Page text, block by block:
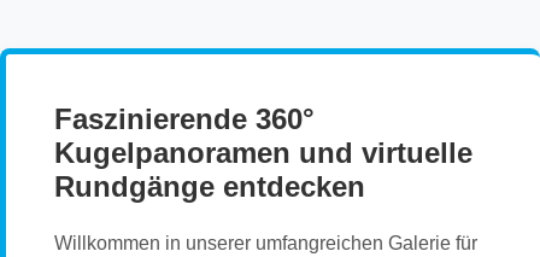
Faszinierende 360°
Kugelpanoramen und virtuelle
Rundgänge entdecken
Willkommen in unserer umfangreichen Galerie für